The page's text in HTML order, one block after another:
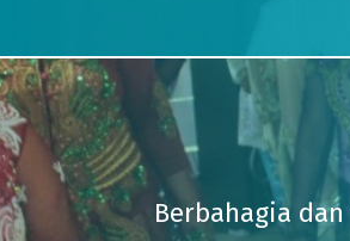
Berbahagia